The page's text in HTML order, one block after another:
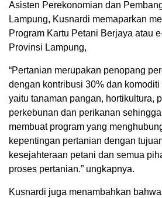
Asisten Perekonomian dan
Lampung, Kusnardi memaparkan
Program Kartu Petani Berjaya atau
Provinsi Lampung,
“Pertanian merupakan penopang
dengan kontribusi 30% dan
yaitu tanaman pangan, hortikultura,
perkebunan dan perikanan
membuat program yang
kepentingan pertanian dengan
kesejahteraan petani dan semua
proses pertanian.” ungkapnya.
Kusnardi juga menambahkan